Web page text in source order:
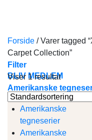
BLIV MEDLEM
Amerikanske
Forside /Varer tagged
Carpet Collection”
Filter
Viser 1 resultat
Amerikanske
tegneserier
Amerikanske